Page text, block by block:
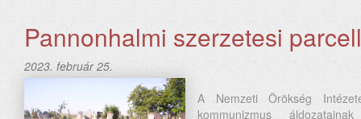
Pannonhalmi szerzetesi
2023. február 25.
A Nemzeti Örökség
kommunizmus